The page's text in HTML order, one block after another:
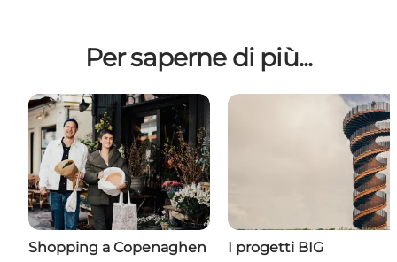
Per saperne di più...
Shopping a Copenaghen I progetti BIG